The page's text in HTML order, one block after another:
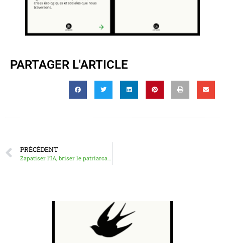
PARTAGER L'ARTICLE
PRÉCÉDENT
Zapatiser l’IA, briser le patriarcat : communiqué commun de l’Offensive et de Vert! La Commune pour le 1er mai 2026